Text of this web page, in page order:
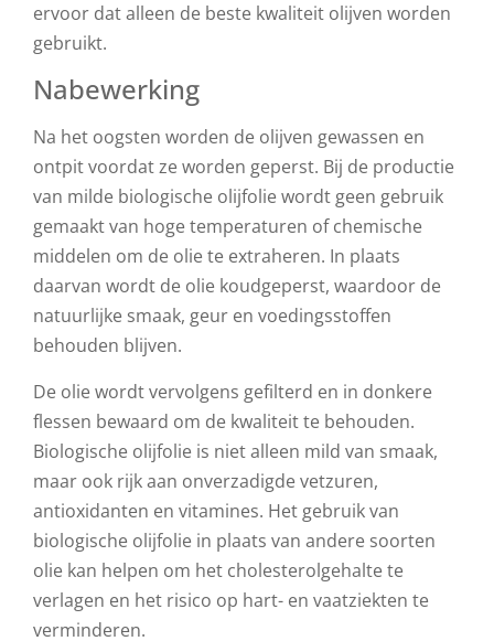
ervoor dat alleen de beste kwaliteit olijven worden
gebruikt.
Nabewerking
Na het oogsten worden de olijven gewassen en
ontpit voordat ze worden geperst. Bij de productie
van milde biologische olijfolie wordt geen gebruik
gemaakt van hoge temperaturen of chemische
middelen om de olie te extraheren. In plaats
daarvan wordt de olie koudgeperst, waardoor de
natuurlijke smaak, geur en voedingsstoffen
behouden blijven.
De olie wordt vervolgens gefilterd en in donkere
flessen bewaard om de kwaliteit te behouden.
Biologische olijfolie is niet alleen mild van smaak,
maar ook rijk aan onverzadigde vetzuren,
antioxidanten en vitamines. Het gebruik van
biologische olijfolie in plaats van andere soorten
olie kan helpen om het cholesterolgehalte te
verlagen en het risico op hart- en vaatziekten te
verminderen.